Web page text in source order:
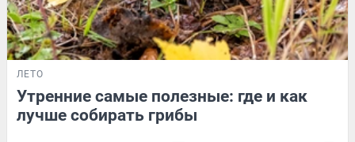
ЛЕТО
Утренние самые полезные: где и как
лучше собирать грибы